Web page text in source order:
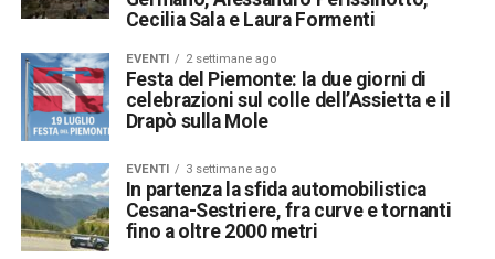
Cecilia Sala e Laura Formenti
EVENTI 2 settimane ago
Festa del Piemonte: la due giorni di
celebrazioni sul colle dell’Assietta e il
Drapò sulla Mole
EVENTI 3 settimane ago
In partenza la sfida automobilistica
Cesana-Sestriere, fra curve e tornanti
fino a oltre 2000 metri